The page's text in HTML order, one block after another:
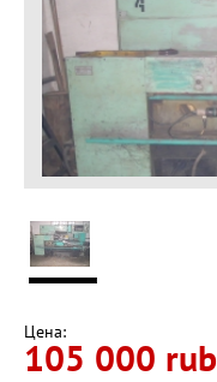
Цена:
105 000 rub